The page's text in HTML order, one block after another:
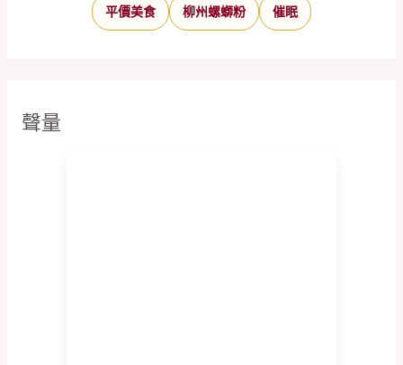
平價美食 柳州螺螄粉 催眠
聲量